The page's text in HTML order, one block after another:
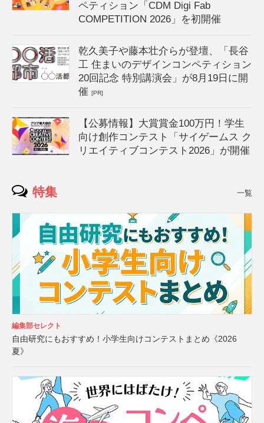
ペティション「CDM Digi Fab
COMPETITION 2026」を初開催
乾久美子や藤本壮介らが登壇、「長谷
工 住まいのデザインコンペティション
20回記念 特別講演会」が8月19日に開
催[PR]
【公募情報】大賞賞金100万円！学生
向け創作コンテスト「サイゲームス ク
リエイティブコンテスト2026」が開催
特集 一覧
編集部セレクト
自由研究にもおすすめ！小学生向けコンテストまとめ《2026
夏》